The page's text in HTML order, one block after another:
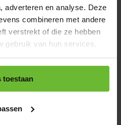
adverteren en analyse. Deze
combineren met andere
verstrekt of die ze hebben
gebruik van hun services.
toestaan
€2,95
Totaal:€2,95
Totaal:€7,95